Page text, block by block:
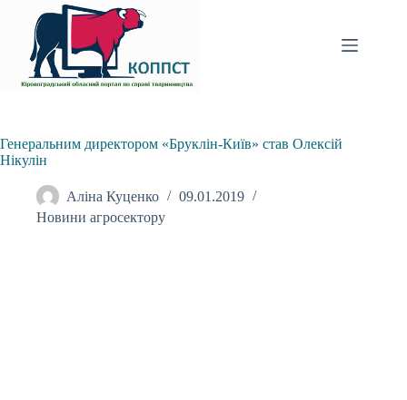
вмісту
Генеральним директором «Бруклін-Київ» став Олексій
Нікулін
Аліна Куценко
09.01.2019
Новини агросектору